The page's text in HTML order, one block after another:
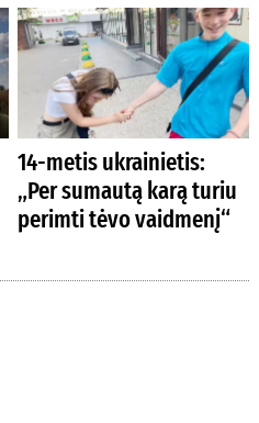
14-metis ukrainietis:
„Per sumautą karą turiu
perimti tėvo vaidmenį“